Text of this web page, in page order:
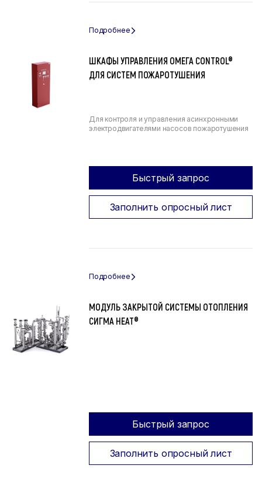
ШКАФЫ УПРАВЛЕНИЯ ОМЕГА CONTROL®
ДЛЯ СИСТЕМ ПОЖАРОТУШЕНИЯ
Для контроля и управления асинхронными
электродвигателями насосов пожаротушения
Быстрый запрос
Заполнить опросный лист
МОДУЛЬ ЗАКРЫТОЙ СИСТЕМЫ ОТОПЛЕНИЯ
СИГМА HEAT®
Быстрый запрос
Заполнить опросный лист